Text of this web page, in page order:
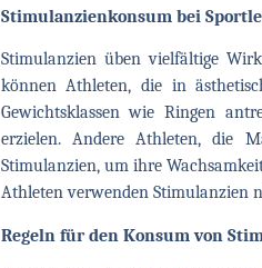
Stimulanzienkonsum bei
Stimulanzien üben vielfältige
können Athleten, die in
Gewichtsklassen wie Ringen
erzielen. Andere Athleten, die
Stimulanzien, um ihre
Athleten verwenden Stimulanzien
Regeln für den Konsum von